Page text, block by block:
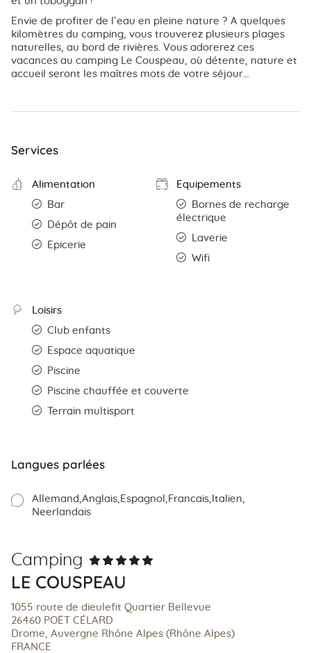
Envie de profiter de l’eau en pleine nature ? A quelques
kilomètres du camping, vous trouverez plusieurs plages
naturelles, au bord de rivières. Vous adorerez ces
vacances au camping Le Couspeau, où détente, nature et
accueil seront les maîtres mots de votre séjour…
Services
Alimentation
Bar
Dépôt de pain
Epicerie
Equipements
Bornes de recharge
électrique
Laverie
Wifi
Loisirs
Club enfants
Espace aquatique
Piscine
Piscine chauffée et couverte
Terrain multisport
Langues parlées
Allemand Anglais Espagnol Francais Italien
Neerlandais
Camping
LE COUSPEAU
1055 route de dieulefit Quartier Bellevue
26460 POËT CÉLARD
Drome, Auvergne Rhône Alpes (Rhône Alpes)
FRANCE